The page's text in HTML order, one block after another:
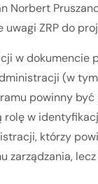
Norbert
uwagi ZRP do
w dokumencie
(w
powinny być
w
którzy